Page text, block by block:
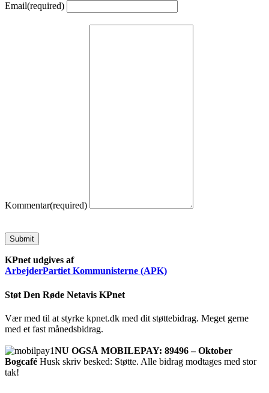
Email(required)
Kommentar(required)
Submit
KPnet udgives af
ArbejderPartiet Kommunisterne (APK)
Støt Den Røde Netavis KPnet
Vær med til at styrke kpnet.dk med dit støttebidrag. Meget gerne
med et fast månedsbidrag.
NU OGSÅ MOBILEPAY: 89496 – Oktober
Bogcafé Husk skriv besked: Støtte. Alle bidrag modtages med stor
tak!